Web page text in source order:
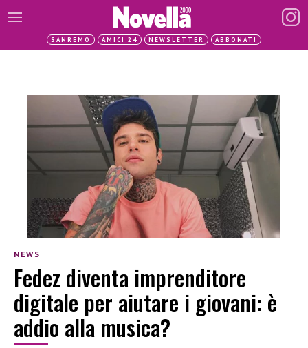
SANREMO AMICI 24 NEWSLETTER ABBONATI
NEWS
Fedez diventa imprenditore
digitale per aiutare i giovani: è
addio alla musica?